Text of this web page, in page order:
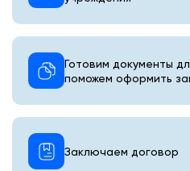
Готовим документы
поможем оформить
Заключаем договор